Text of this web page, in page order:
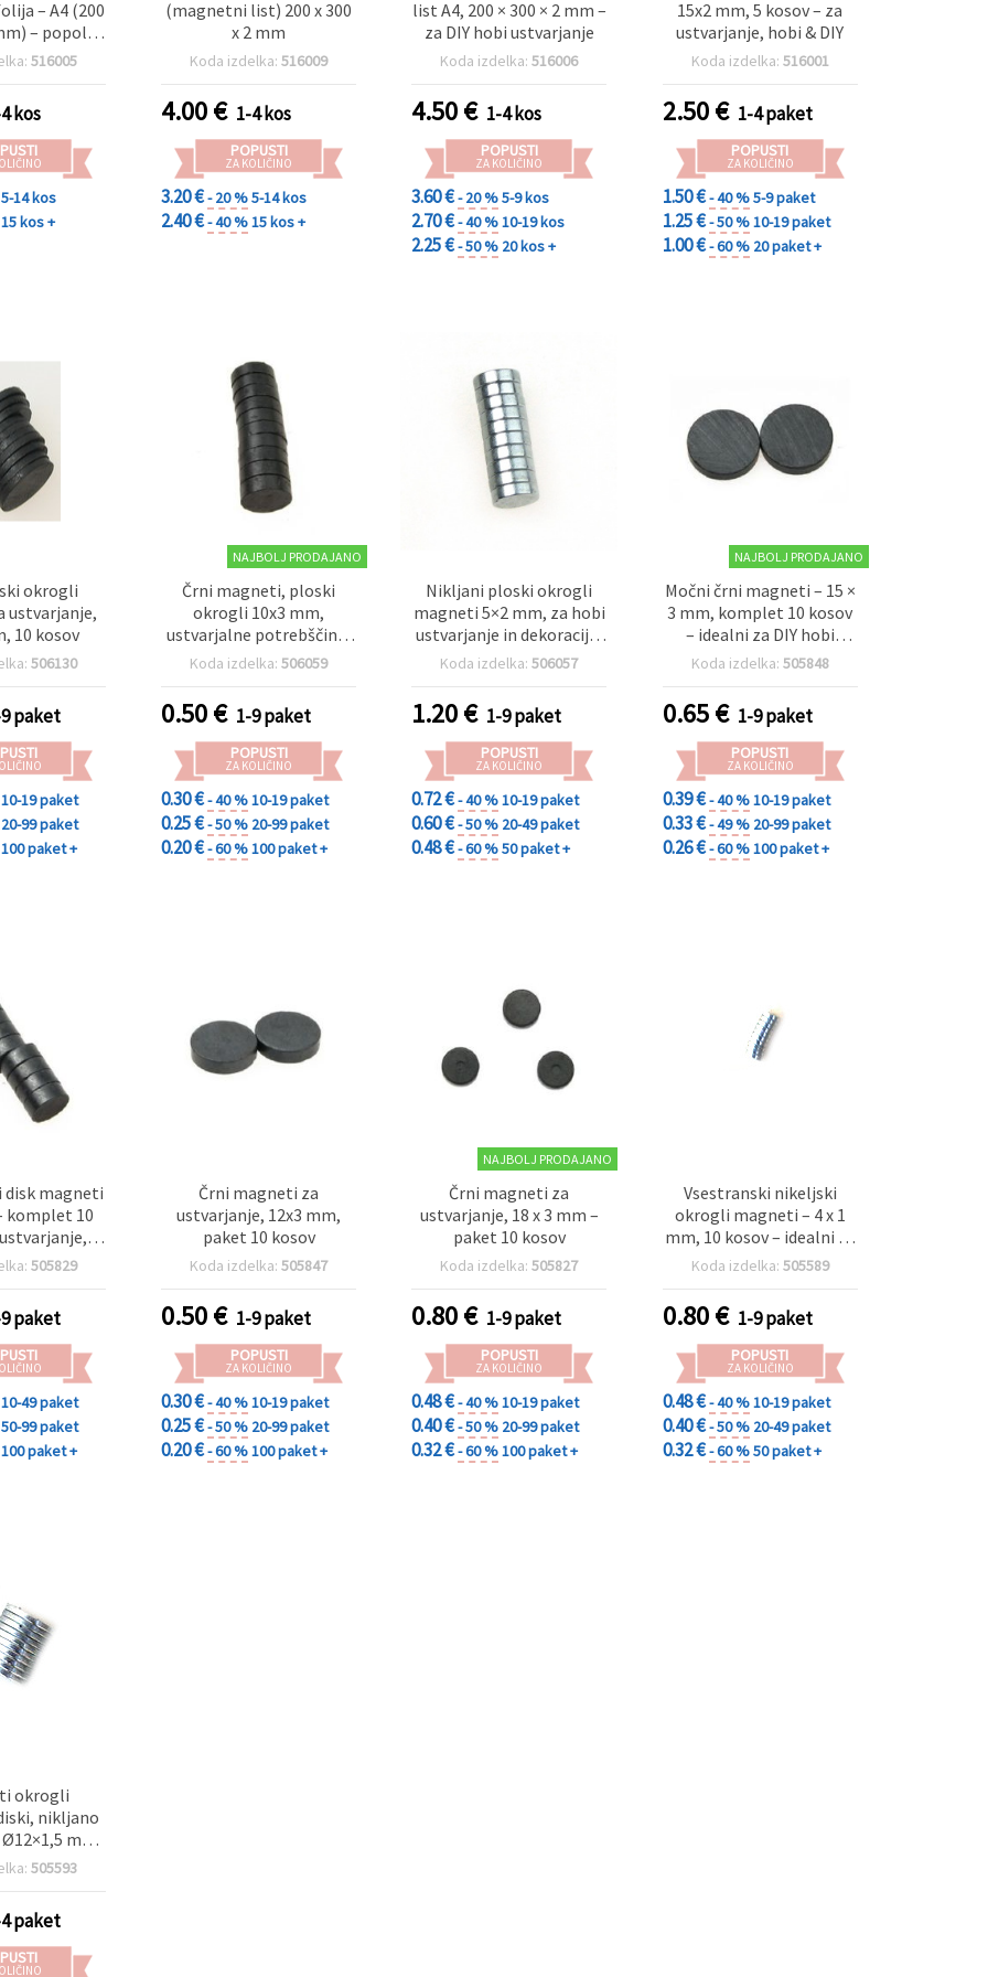
– A4 (200
– popolna
projekte,
516005
kos
5-14 kos
15 kos +
(magnetni list) 200 x 300
x 2 mm
Koda izdelka:516009
4.00€ 1-4 kos
POPUSTI
ZA KOLIČINO
3.20 €- 20 %5-14 kos
2.40 €- 40 %15 kos +
list A4, 200 × 300 × 2 mm –
za DIY hobi ustvarjanje
Koda izdelka:516006
4.50€ 1-4 kos
POPUSTI
ZA KOLIČINO
3.60 €- 20 %5-9 kos
2.70 €- 40 %10-19 kos
2.25 €- 50 % 20 kos +
15x2 mm, 5 kosov – za
ustvarjanje, hobi & DIY
Koda izdelka: 516001
2.50€ 1-4 paket
POPUSTI
ZA KOLIČINO
1.50 €- 40 %5-9 paket
1.25 €- 50 %10-19 paket
1.00 €- 60 % 20 paket +
okrogli
ustvarjanje,
10 kosov
506130
paket
10-19 paket
20-99 paket
100 paket +
NAJBOLJ PRODAJANO
Črni magneti, ploski
okrogli 10x3 mm,
ustvarjalne potrebščine,
DIY magneti za hladilnik -
Koda izdelka:506059
0.50€ 1-9 paket
POPUSTI
ZA KOLIČINO
0.30 €- 40 %10-19 paket
0.25 €- 50 % 20-99 paket
0.20 €- 60 %100 paket +
Nikljani ploski okrogli
magneti 5×2 mm, za hobi
ustvarjanje in dekoracijo,
magneti za hladilnik – 10
Koda izdelka:506057
1.20€ 1-9 paket
POPUSTI
ZA KOLIČINO
0.72 €- 40 %10-19 paket
0.60 €- 50 % 20-49 paket
0.48 €- 60 %50 paket +
NAJBOLJ PRODAJANO
Močni črni magneti – 15 ×
3 mm, komplet 10 kosov
– idealni za DIY hobi
ustvarjanje, šolske
vsakodnevno uporabo
Koda izdelka: 505848
0.65€ 1-9 paket
POPUSTI
ZA KOLIČINO
0.39 €- 40 %10-19 paket
0.33 €- 49 % 20-99 paket
0.26 €- 60 %100 paket +
magneti
komplet 10
in
505829
paket
10-49 paket
50-99 paket
100 paket +
Črni magneti za
ustvarjanje, 12x3 mm,
paket 10 kosov
Koda izdelka:505847
0.50€ 1-9 paket
POPUSTI
ZA KOLIČINO
0.30 €- 40 %10-19 paket
0.25 €- 50 % 20-99 paket
0.20 €- 60 %100 paket +
NAJBOLJ PRODAJANO
Črni magneti za
ustvarjanje, 18 x 3 mm –
paket 10 kosov
Koda izdelka:505827
0.80€ 1-9 paket
POPUSTI
ZA KOLIČINO
0.48 €- 40 %10-19 paket
0.40 €- 50 % 20-99 paket
0.32 €- 60 %100 paket +
Vsestranski nikeljski
okrogli magneti – 4 x 1
mm, 10 kosov – idealni za
ustvarjalne hobije,
Koda izdelka: 505589
0.80€ 1-9 paket
POPUSTI
ZA KOLIČINO
0.48 €- 40 %10-19 paket
0.40 €- 50 % 20-49 paket
0.32 €- 60 %50 paket +
okrogli
nikljano
mm,
— komplet
DIY (naredi
505593
paket